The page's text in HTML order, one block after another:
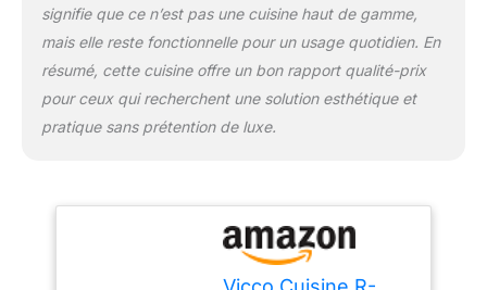
sans plan de travail,
matériel de montage,
(sauf indication contraire,
les appareils
électroménagers et les
signifie que ce n’est pas une cuisine haut de gamme,
mais elle reste fonctionnelle pour un usage quotidien. En
résumé, cette cuisine offre un bon rapport qualité-prix
pour ceux qui recherchent une solution esthétique et
pratique sans prétention de luxe.